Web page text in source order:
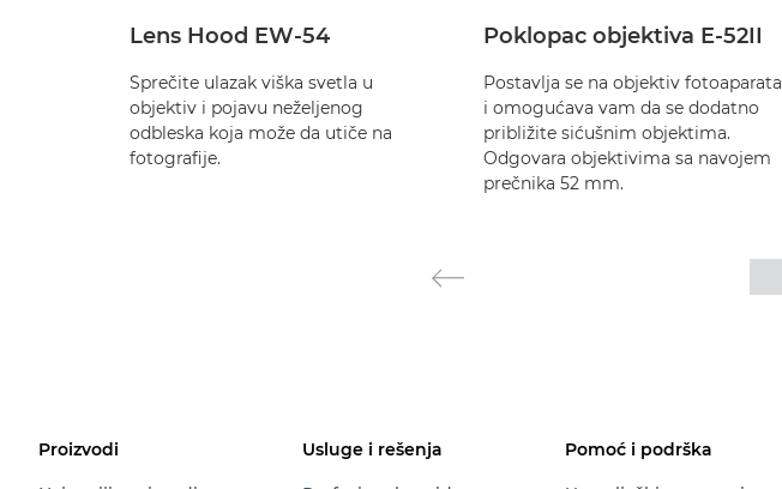
Lens Hood EW-54
Sprečite ulazak viška svetla u
objektiv i pojavu neželjenog
odbleska koja može da utiče na
fotografije.
Poklopac objektiva E-52II
Postavlja se na objektiv fotoaparata
i omogućava vam da se dodatno
približite sićušnim objektima.
Odgovara objektivima sa navojem
prečnika 52 mm.
Proizvodi Usluge i rešenja Pomoć i podrška